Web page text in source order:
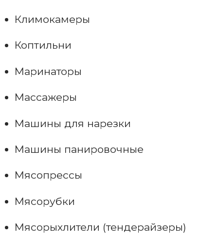
Климокамеры
Коптильни
Маринаторы
Массажеры
Машины для нарезки
Машины панировочные
Мясопрессы
Мясорубки
Мясорыхлители (тендерайзеры)